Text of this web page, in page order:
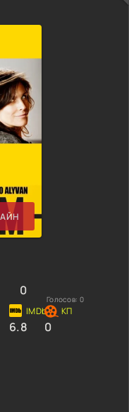
0
Голосов: 0
6.8 0